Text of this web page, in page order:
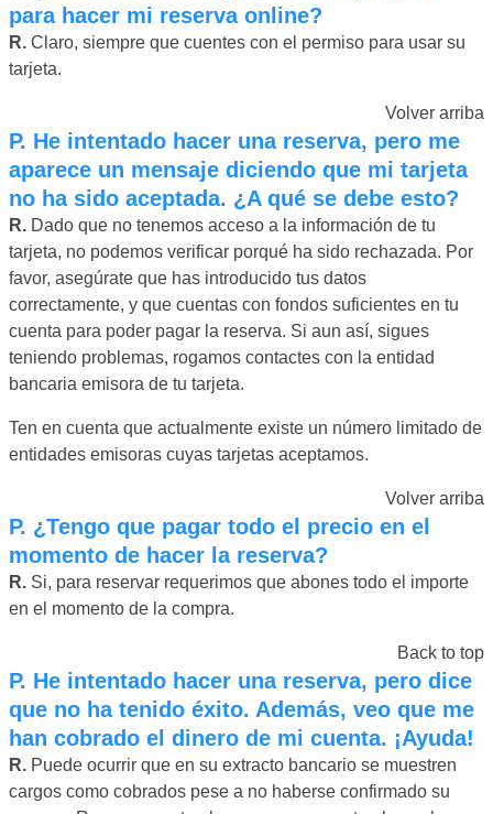
para hacer mi reserva online?
R. Claro, siempre que cuentes con el permiso para usar su
tarjeta.
Volver arriba
P. He intentado hacer una reserva, pero me
aparece un mensaje diciendo que mi tarjeta
no ha sido aceptada. ¿A qué se debe esto?
R. Dado que no tenemos acceso a la información de tu
tarjeta, no podemos verificar porqué ha sido rechazada. Por
favor, asegúrate que has introducido tus datos
correctamente, y que cuentas con fondos suficientes en tu
cuenta para poder pagar la reserva. Si aun así, sigues
teniendo problemas, rogamos contactes con la entidad
bancaria emisora de tu tarjeta.
Ten en cuenta que actualmente existe un número limitado de
entidades emisoras cuyas tarjetas aceptamos.
Volver arriba
P. ¿Tengo que pagar todo el precio en el
momento de hacer la reserva?
R. Si, para reservar requerimos que abones todo el importe
en el momento de la compra.
Back to top
P. He intentado hacer una reserva, pero dice
que no ha tenido éxito. Además, veo que me
han cobrado el dinero de mi cuenta. ¡Ayuda!
R. Puede ocurrir que en su extracto bancario se muestren
cargos como cobrados pese a no haberse confirmado su